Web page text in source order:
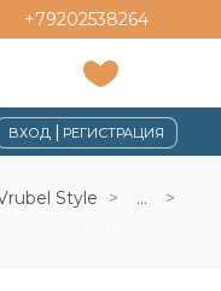
+79202538264
ВХОД |РЕГИСТРАЦИЯ
Style
...